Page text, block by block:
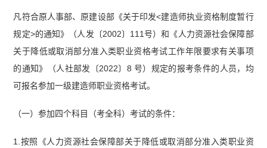
凡符合原人事部、原建设部《关于印发<建造师执业资格制度暂行
规定>的通知》（人发〔2002〕111号）和《人力资源社会保障部
关于降低或取消部分准入类职业资格考试工作年限要求有关事项
的通知》（人社部发〔2022〕8 号）规定的报考条件的人员，均
可报名参加一级建造师职业资格考试。
（一）参加四个科目（考全科）考试的条件：
1.按照《人力资源社会保障部关于降低或取消部分准入类职业资